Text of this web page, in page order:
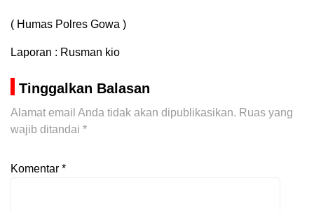
( Humas Polres Gowa )
Laporan : Rusman kio
Tinggalkan Balasan
Alamat email Anda tidak akan dipublikasikan. Ruas yang
wajib ditandai *
Komentar *